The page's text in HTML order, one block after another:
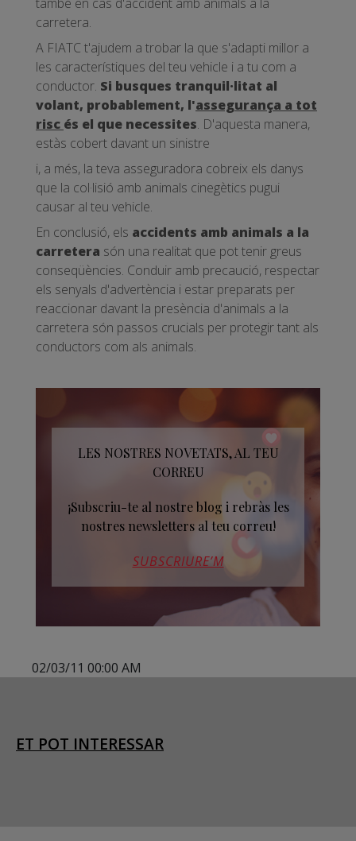
carretera.
A FIATC t'ajudem a trobar la que s'adapti millor a
les característiques del teu vehicle i a tu com a
conductor. Si busques tranquil·litat al
volant, probablement, l'assegurança a tot
risc és el que necessites. D'aquesta manera,
estàs cobert davant un sinistre
i, a més, la teva asseguradora cobreix els danys
que la col·lisió amb animals cinegètics pugui
causar al teu vehicle.
En conclusió, els accidents amb animals a la
carretera són una realitat que pot tenir greus
conseqüències. Conduir amb precaució, respectar
els senyals d'advertència i estar preparats per
reaccionar davant la presència d'animals a la
carretera són passos crucials per protegir tant als
conductors com als animals.
LES NOSTRES NOVETATS, AL TEU
CORREU
¡Subscriu-te al nostre blog i rebràs les
nostres newsletters al teu correu!
SUBSCRIURE’M
02/03/11 00:00 AM
ET POT INTERESSAR